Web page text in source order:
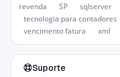
revenda
SP sqlserver
tecnologia para contadores
vencimento fatura
xml
Suporte